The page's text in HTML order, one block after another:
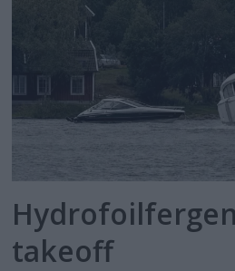
takeoff